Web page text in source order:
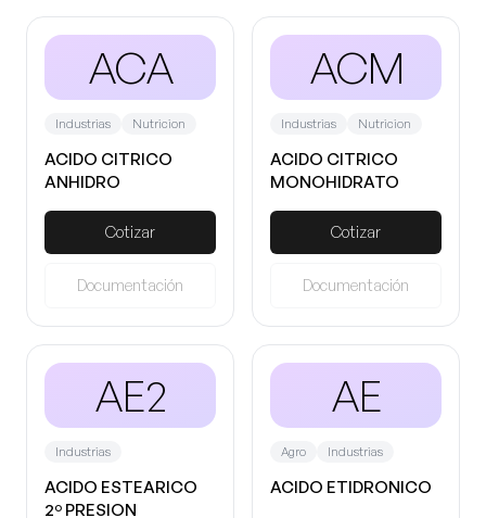
ACA
Industrias Nutricion
ACIDO CITRICO
ANHIDRO
Cotizar
Documentación
ACM
Industrias Nutricion
ACIDO CITRICO
MONOHIDRATO
Cotizar
Documentación
AE2
Industrias
ACIDO ESTEARICO
2º PRESION
AE
Agro Industrias
ACIDO ETIDRONICO